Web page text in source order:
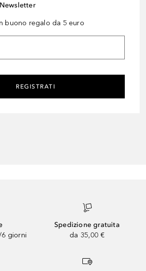
buono regalo da 5 euro
REGISTRATI
6 giorni
Spedizione gratuita
da 35,00 €